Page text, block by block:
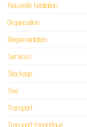
Nouvelle habitation
Organisation
Réglementation
Services
Stockage
Taxi
Transport
Transport frigorifique